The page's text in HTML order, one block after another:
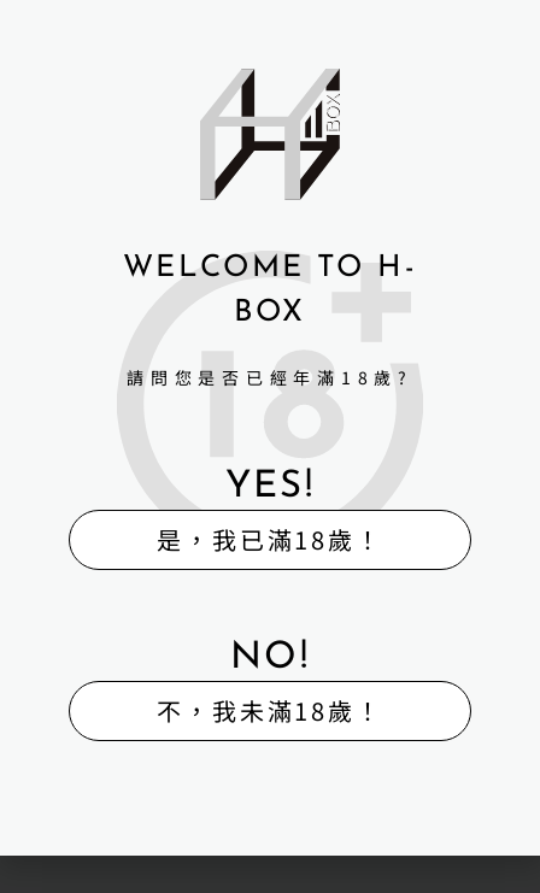
商品細節與規格
Irontechdoll 鐵藝全矽膠 情趣娃娃
鐵藝系列娃娃選配升級
植髮+5000元
手指骨關節+3000元
屁股加軟+3000元
鐵藝其他商品
｜更多有關H-Box矽膠娃娃｜
▮FaceBook | H-Box矽膠娃娃
▮IG |H-BOX矽膠娃娃體驗出租販售館
▮LINE | 聯絡電話｜0983275383聯絡我們
▮台南體驗館｜台南市永康區鹽行路69巷1號
WELCOME TO H-
BOX
請問您是否已經年滿18歲?
YES!
是，我已滿18歲！
NO!
不，我未滿18歲！